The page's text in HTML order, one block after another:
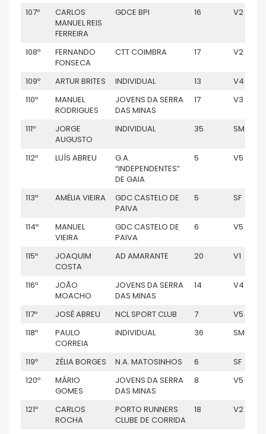
107º
CARLOS
MANUEL REIS
FERREIRA
GDCE BPI 16 V2
108º
FERNANDO
FONSECA
CTT COIMBRA 17 V2
109º ARTUR BRITES INDIVIDUAL 13
V4
110º
MANUEL
RODRIGUES
JOVENS DA SERRA
DAS MINAS
17 V3
111º
JORGE
AUGUSTO
INDIVIDUAL 35 SM
112º LUÍS ABREU
G.A.
“INDEPENDENTES”
DE GAIA
5 V5
113º AMÉLIA VIEIRA
GDC CASTELO DE
PAIVA
5 SF
114º
MANUEL
VIEIRA
GDC CASTELO DE
PAIVA
6 V5
115º
JOAQUIM
COSTA
AD AMARANTE 20 V1
116º
JOÃO
MOACHO
JOVENS DA SERRA
DAS MINAS
14 V4
117º JOSÉ ABREU NCL SPORT CLUB 7
V5
118º
PAULO
CORREIA
INDIVIDUAL 36 SM
119º ZÉLIA BORGES N.A. MATOSINHOS 6
SF
120º
MÁRIO
GOMES
JOVENS DA SERRA
DAS MINAS
8 V5
121º
CARLOS
ROCHA
PORTO RUNNERS
CLUBE DE CORRIDA
18 V2